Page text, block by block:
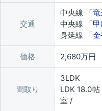
交通
中央線 「竜
中央線 「
身延線 「
価格 2,680万円
間取り
3LDK
LDK 18.0
室 /